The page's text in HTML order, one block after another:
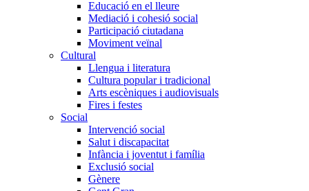
Educació en el lleure
Mediació i cohesió social
Participació ciutadana
Moviment veïnal
Cultural
Llengua i literatura
Cultura popular i tradicional
Arts escèniques i audiovisuals
Fires i festes
Social
Intervenció social
Salut i discapacitat
Infància i joventut i família
Exclusió social
Gènere